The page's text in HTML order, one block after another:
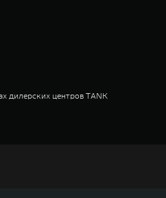
дилерских центров TANK
дилерских центров TANK